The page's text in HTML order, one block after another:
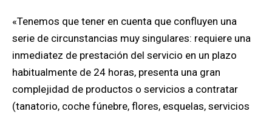
«Tenemos que tener en cuenta que confluyen una
serie de circunstancias muy singulares: requiere una
inmediatez de prestación del servicio en un plazo
habitualmente de 24 horas, presenta una gran
complejidad de productos o servicios a contratar
(tanatorio, coche fúnebre, flores, esquelas, servicios